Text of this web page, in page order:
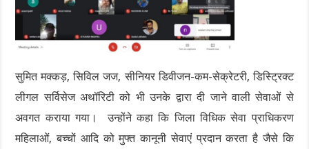
सुमित मक्कड़, सिविल जज, सीनियर डिवीजन-कम-सेक्रेटरी, डिस्ट्रिक्ट
लीगल सर्विसेज अथॉरिटी को भी उनके द्वारा दी जाने वाली सेवाओं से
अवगत कराया गया। उन्होंने कहा कि जिला विधिक सेवा प्राधिकरण
महिलाओं, बच्चों आदि को मुफ्त कानूनी सेवाएं प्रदान करता है जैसे कि